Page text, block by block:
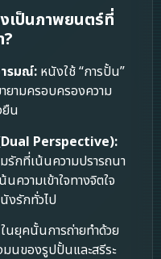
เป็นภาพยนตร์ที่
รมณ์: หนังใช้ “การปั้น”
ามครอบครองความ
ยืน
Perspective):
รักที่เน้นความปรารถนา
ความเข้าใจทางจิตใจ
งรักทั่วไป
ในยุคนั้นการถ่ายทำด้วย
นของรูปปั้นและสรีระ